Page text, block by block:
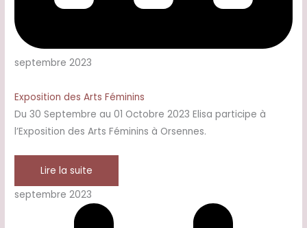
septembre 2023
Exposition des Arts Féminins
Du 30 Septembre au 01 Octobre 2023 Elisa participe à
l’Exposition des Arts Féminins à Orsennes.
Lire la suite
septembre 2023